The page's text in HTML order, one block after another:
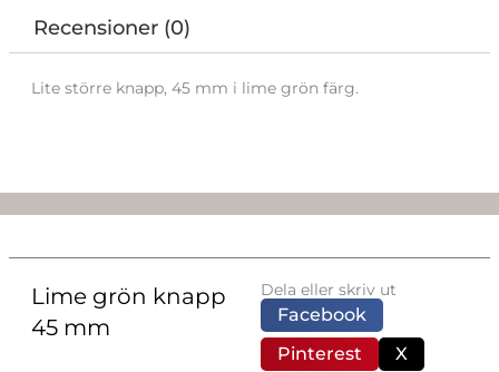
Recensioner (0)
Lite större knapp, 45 mm i lime grön färg.
Lime grön knapp
45 mm
Dela eller skriv ut
Facebook
Pinterest
X